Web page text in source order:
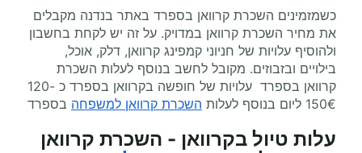
כשמזמינים השכרת קרוואן בספרד באתר בנדנה מקבלים
את מחיר השכרת קרוואן במדויק. על זה יש לקחת בחשבון
ולהוסיף עלויות של חניוני קמפינג קרוואן, דלק, אוכל,
בילויים ובזבוזים. מקובל לחשב בנוסף לעלות השכרת
קרוואן בספרד עלויות של חופשה בקרוואן בספרד כ 120-
150€ ליום בנוסף לעלות
השכרת קרוואן למשפחה בספרד
עלות טיול בקרוואן - השכרת קרוואן